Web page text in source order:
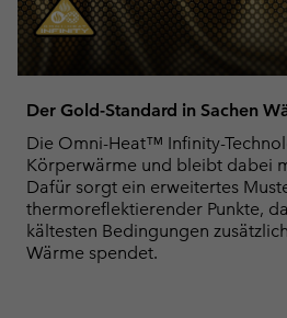
Der Gold-Standard in Sachen
Die Omni-Heat™ Infinity-
Körperwärme und bleibt dabei
Dafür sorgt ein erweitertes
thermoreflektierender Punkte,
kältesten Bedingungen
Wärme spendet.